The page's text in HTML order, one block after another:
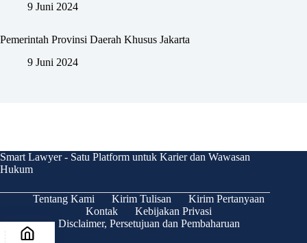
9 Juni 2024
Pemerintah Provinsi Daerah Khusus Jakarta
9 Juni 2024
Smart Lawyer - Satu Platform untuk Karier dan Wawasan
Hukum
Tentang Kami Kirim Tulisan
Kirim Pertanyaan
Kontak
Kebijakan Privasi
Disclaimer, Persetujuan dan Pembaharuan